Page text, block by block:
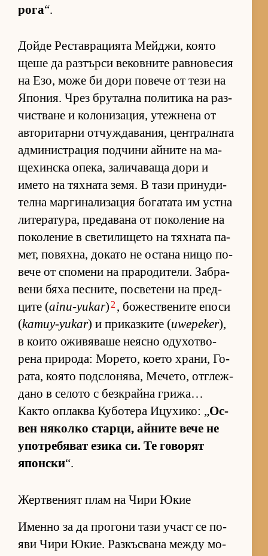
рога“.
Дойде Рес­тав­ра­ци­ята Мей­джи, ко­ято
щеше да раз­търси ве­ков­ните рав­но­ве­сия
на Езо, може би дори по­вече от тези на
Япо­ния. Чрез бру­тална по­ли­тика на раз­
чис­т­ване и ко­ло­ни­за­ция, утеж­нена от
ав­то­ри­тарни от­чуж­да­ва­ния, цен­т­рал­ната
ад­ми­нис­т­ра­ция под­чини ай­ните на ма­
ще­хин­ска опе­ка, за­ли­ча­ваща дори и
името на тях­ната зе­мя. В тази при­ну­ди­
телна мар­ги­на­ли­за­ция бо­га­тата им ус­тна
ли­те­ра­ту­ра, пре­да­вана от по­ко­ле­ние на
по­ко­ле­ние в све­ти­ли­щето на тях­ната па­
мет, по­вях­на, до­като не ос­тана нищо по­
вече от спо­мени на пра­ро­ди­те­ли. Заб­ра­
вени бяха пес­ни­те, пос­ве­тени на пред­
ците (ainu-yukar) 2 , бо­жес­т­ве­ните епоси
(kamuy-yukar) и при­каз­ките (uwepeker),
в ко­ито ожи­вя­ваше не­ясно оду­хот­во­
рена при­ро­да: Мо­ре­то, ко­ето хра­ни, Го­
ра­та, ко­ято под­с­ло­ня­ва, Ме­че­то, от­г­леж­
дано в се­лото с без­к­райна гри­жа…
Както оп­лаква Ку­бо­тера Ицу­хи­ко: „Ос­
вен ня­колко стар­ци, ай­ните вече не
упот­ре­бя­ват езика си. Те го­во­рят
япон­ски“.
Жертвеният плам на Чири Юкие
Именно за да про­гони тази участ се по­
яви Чири Юкие. Раз­къс­вана между мо­